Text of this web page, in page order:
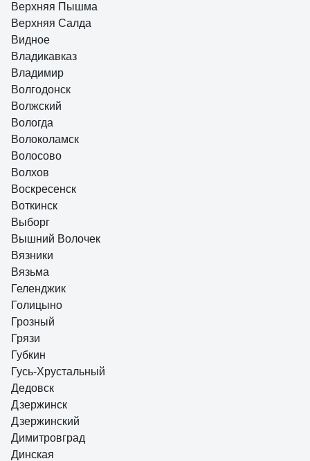
Верхняя Пышма
Верхняя Салда
Видное
Владикавказ
Владимир
Волгодонск
Волжский
Вологда
Волоколамск
Волосово
Волхов
Воскресенск
Воткинск
Выборг
Вышний Волочек
Вязники
Вязьма
Геленджик
Голицыно
Грозный
Грязи
Губкин
Гусь-Хрустальный
Дедовск
Дзержинск
Дзержинский
Димитровград
Динская